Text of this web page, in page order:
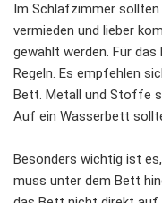
Im Schlafzimmer
vermieden und lieber
gewählt werden. Für
Regeln. Es empfehlen
Bett. Metall und Stoffe
Auf ein Wasserbett
Besonders wichtig ist
muss unter dem Bett